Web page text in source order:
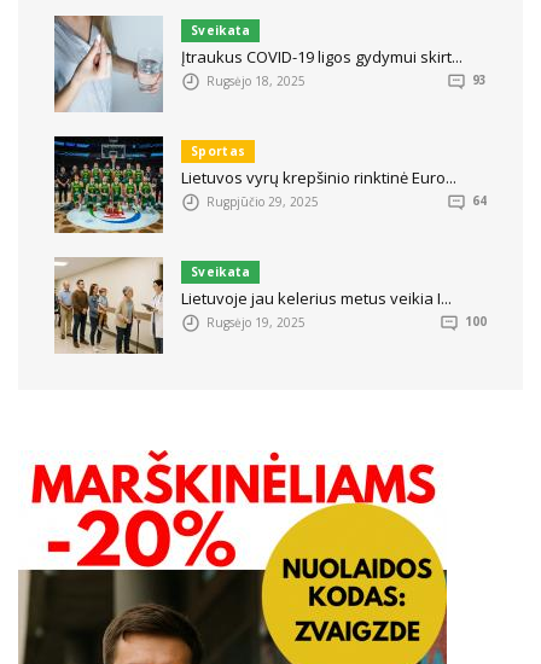
Sveikata
Įtraukus COVID-19 ligos gydymui skirt...
Rugsėjo 18, 2025 93
Sportas
Lietuvos vyrų krepšinio rinktinė Euro...
Rugpjūčio 29, 2025 64
Sveikata
Lietuvoje jau kelerius metus veikia I...
Rugsėjo 19, 2025 100